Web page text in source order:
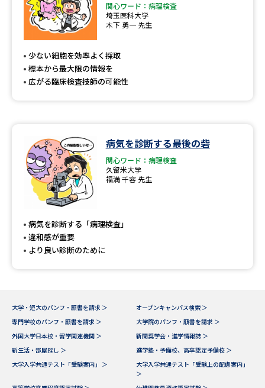
大学研究
大学で学べる内容や特徴を調べる
データサイエンス特集 奨学金・特待生制度特集
デジタルパンフレット 進路の３択
新学年スタート号特集ページ
（高3生用）
SELFBRAND特集ページ
オープンキャンパス検索 実施プログラムから探す
来場型・Web型イベント特集 夢ナビライブ
関心ワード：病理検査
埼玉医科大学
木下 勇一 先生
少ない細胞を効率よく採取
標本から最大限の情報を
広がる臨床検査技師の可能性
病気を診断する最後の砦
関心ワード：病理検査
久留米大学
福満 千容 先生
病気を診断する「病理検査」
違和感が重要
より良い診断のために
大学・短大のパンフ・願書を請求 ＞
オープンキャンパス検索 ＞
専門学校のパンフ・願書を請求 ＞
大学院のパンフ・願書を請求 ＞
外国大学日本校・留学関連機関 ＞
新聞奨学会・進学情報誌 ＞
新生活・部屋探し ＞
進学塾・予備校、高卒認定予備校 ＞
大学入学共通テスト「受験案内」 ＞
大学入学共通テスト「受験上の配慮案内」
＞